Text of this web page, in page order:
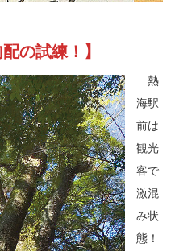
の試練！】
熱
海駅
前は
観光
客で
激混
み状
態！